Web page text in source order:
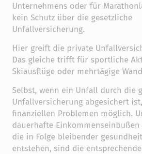
Unternehmens oder für
kein Schutz über die gesetzliche
Unfallversicherung.
Hier greift die private
Das gleiche trifft für sportliche
Skiausflüge oder mehrtägige
Selbst, wenn ein Unfall durch die
Unfallversicherung abgesichert
finanziellen Problemen möglich.
dauerhafte Einkommenseinbußen
die in Folge bleibender
entstehen, sind die